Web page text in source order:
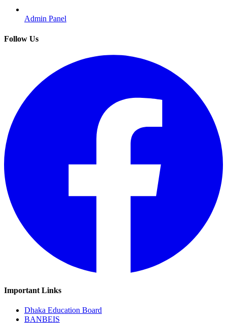
Admin Panel
Follow Us
Important Links
Dhaka Education Board
BANBEIS